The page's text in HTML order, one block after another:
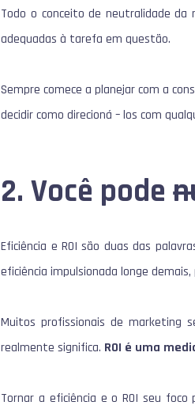
Todo o conceito de neutralidade
adequadas à tarefa em questão.
Sempre comece a planejar com a
decidir como direcioná – los com
2. Você pode
Eficiência e ROI são duas das
eficiência impulsionada longe
Muitos profissionais de marketing
realmente significa. ROI é uma
Tornar a eficiência e o ROI seu